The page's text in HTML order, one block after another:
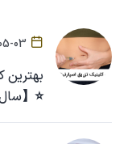
03
بهترین
⭐【سال1405